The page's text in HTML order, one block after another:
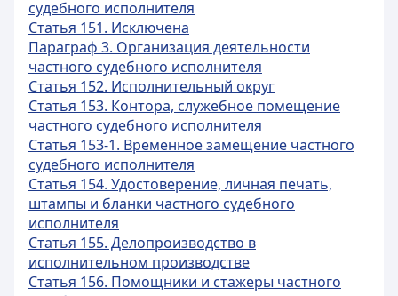
судебного исполнителя
Статья 151. Исключена
Параграф 3. Организация деятельности
частного судебного исполнителя
Статья 152. Исполнительный округ
Статья 153. Контора, служебное помещение
частного судебного исполнителя
Статья 153-1. Временное замещение частного
судебного исполнителя
Статья 154. Удостоверение, личная печать,
штампы и бланки частного судебного
исполнителя
Статья 155. Делопроизводство в
исполнительном производстве
Статья 156. Помощники и стажеры частного